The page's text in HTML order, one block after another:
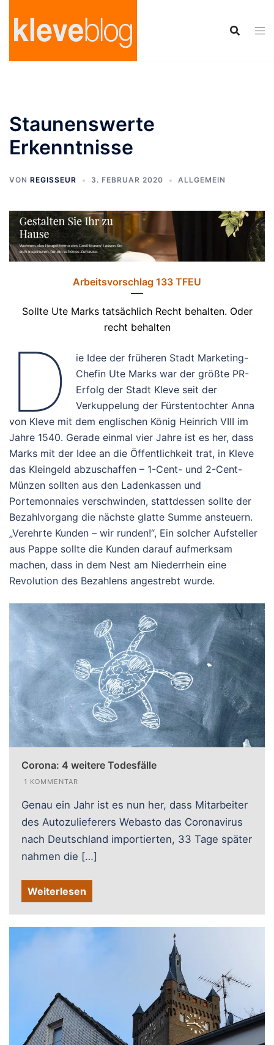
Inhalt
springen
Staunenswerte
Erkenntnisse
VON REGISSEUR 3. FEBRUAR 2020 ALLGEMEIN
Arbeitsvorschlag 133 TFEU
Sollte Ute Marks tatsächlich Recht behalten. Oder
recht behalten
D
ie Idee der früheren Stadt Marketing-
Chefin Ute Marks war der größte PR-
Erfolg der Stadt Kleve seit der
Verkuppelung der Fürstentochter Anna
von Kleve mit dem englischen König Heinrich VIII im
Jahre 1540. Gerade einmal vier Jahre ist es her, dass
Marks mit der Idee an die Öffentlichkeit trat, in Kleve
das Kleingeld abzuschaffen – 1-Cent- und 2-Cent-
Münzen sollten aus den Ladenkassen und
Portemonnaies verschwinden, stattdessen sollte der
Bezahlvorgang die nächste glatte Summe ansteuern.
„Verehrte Kunden – wir runden!“, Ein solcher Aufsteller
aus Pappe sollte die Kunden darauf aufmerksam
machen, dass in dem Nest am Niederrhein eine
Revolution des Bezahlens angestrebt wurde.
Corona: 4 weitere Todesfälle
1 KOMMENTAR
Genau ein Jahr ist es nun her, dass Mitarbeiter
des Autozulieferers Webasto das Coronavirus
nach Deutschland importierten, 33 Tage später
nahmen die […]
Weiterlesen